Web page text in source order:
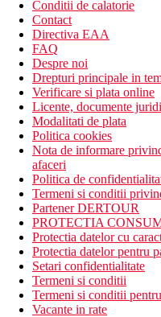
All Inclusive
Mic dejun, pranz
Mic dejun tip bufet
Cafea, ceai,
Inghetata in timpul
Diverse gustari in
si salate,
Bufet de noapte
1x pe saptamana
restaurant a la
Bauturi alcoolice
ore pe zi.
Categoria oficiala
5 stele
Distanţe
50 m
Distanta pana la plaja
Conditii de calatorie
Contact
Directiva EAA
FAQ
Despre noi
Drepturi principale in
Verificare si plata online
Licente, documente
Modalitati de plata
Politica cookies
Nota de informare
afaceri
Politica de
Termeni si conditii
Partener DERTOUR
PROTECTIA
Protectia datelor cu
Protectia datelor pentru
Setari confidentialitate
Termeni si conditii
Termeni si conditii
Vacante in rate